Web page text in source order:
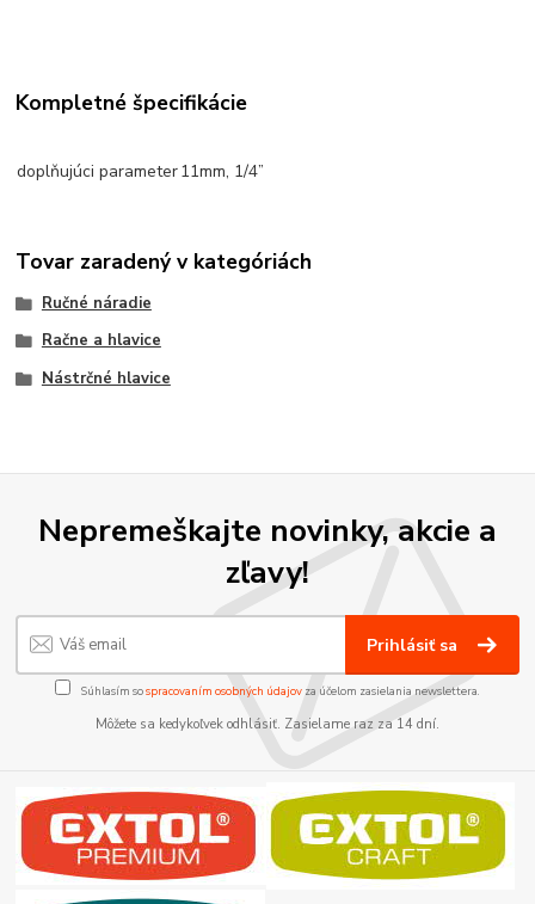
Kompletné špecifikácie
doplňujúci parameter11mm, 1/4”
Tovar zaradený v kategóriách
Ručné náradie
Račne a hlavice
Nástrčné hlavice
Nepremeškajte novinky, akcie a
zľavy!
Prihlásiť sa
Súhlasím sospracovaním osobných údajov za účelom zasielania newslettera.
Môžete sa kedykoľvek odhlásiť. Zasielame raz za 14 dní.